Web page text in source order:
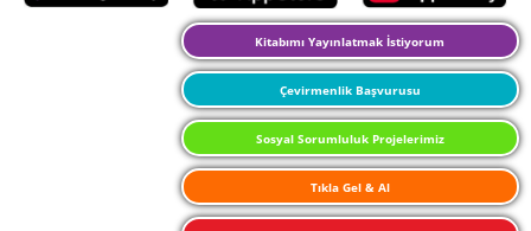
Kitabımı Yayınlatmak İstiyorum
Çevirmenlik Başvurusu
Sosyal Sorumluluk Projelerimiz
Tıkla Gel & Al